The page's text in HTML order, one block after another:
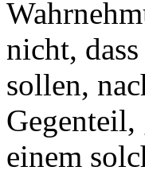
nicht,
sollen,
einem